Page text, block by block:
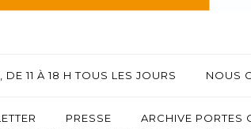
11 À 18 H TOUS LES JOURS NOUS
PRESSE ARCHIVE PORTES